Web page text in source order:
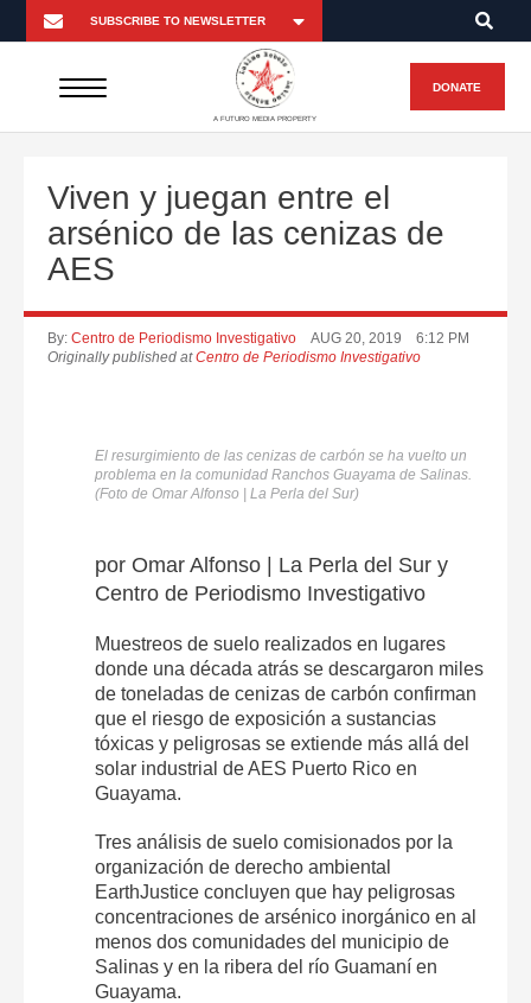
A FUTURO MEDIA PROPERTY
DONATE
Viven y juegan entre el
arsénico de las cenizas de
AES
By: Centro de Periodismo Investigativo AUG 20, 2019
6:12 PM
Originally published atCentro de Periodismo Investigativo
El resurgimiento de las cenizas de carbón se ha vuelto un
problema en la comunidad Ranchos Guayama de Salinas.
(Foto de Omar Alfonso | La Perla del Sur)
por Omar Alfonso | La Perla del Sur y
Centro de Periodismo Investigativo
Muestreos de suelo realizados en lugares
donde una década atrás se descargaron miles
de toneladas de cenizas de carbón confirman
que el riesgo de exposición a sustancias
tóxicas y peligrosas se extiende más allá del
solar industrial de AES Puerto Rico en
Guayama.
Tres análisis de suelo comisionados por la
organización de derecho ambiental
EarthJustice concluyen que hay peligrosas
concentraciones de arsénico inorgánico en al
menos dos comunidades del municipio de
Salinas y en la ribera del río Guamaní en
Guayama.